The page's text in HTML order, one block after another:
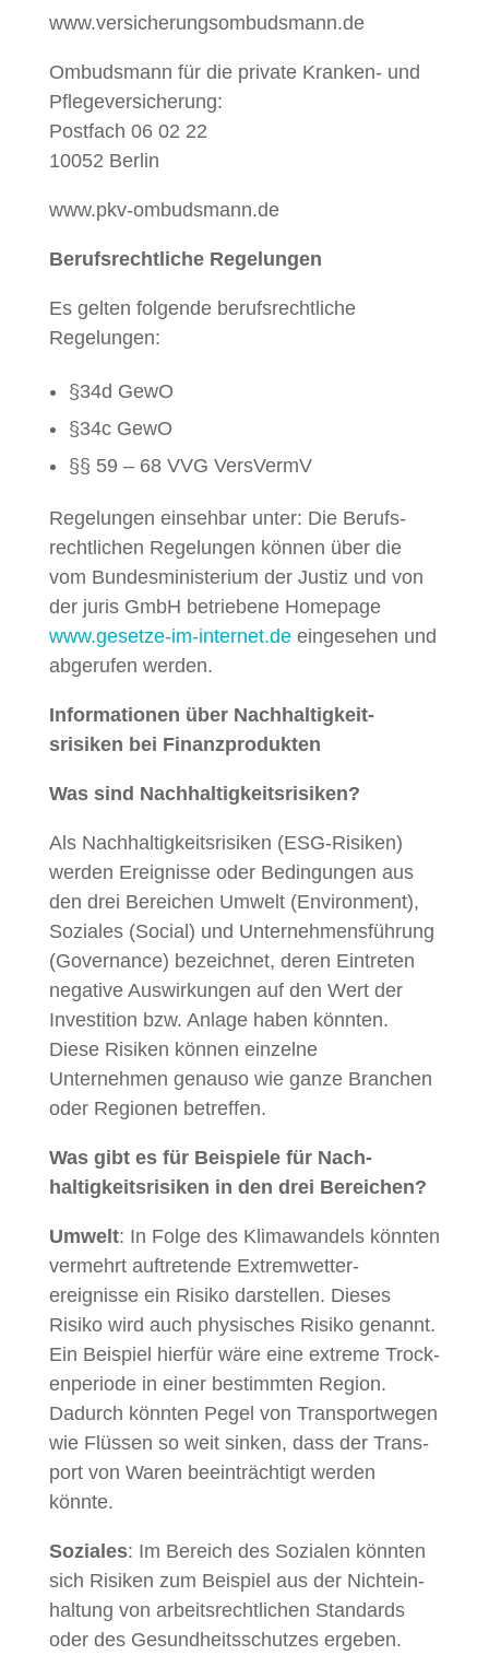
www.versicherungsombudsmann.de
Ombuds­mann für die pri­vate Kranken- und
Pflegev­er­sicherung:
Post­fach 06 02 22
10052 Berlin
www.pkv-ombudsmann.de
Beruf­s­rechtliche Regelungen
Es gel­ten fol­gende beruf­s­rechtliche
Regelungen:
§34d GewO
§34c GewO
§§ 59 – 68 VVG VersVermV
Regelun­gen ein­se­hbar unter: Die Beruf­s­
rechtlichen Regelun­gen kön­nen über die
vom Bun­desmin­is­teri­um der Jus­tiz und von
der juris GmbH betriebene Home­page
www.gesetze-im-internet.deeinge­se­hen und
abgerufen werden.
Infor­ma­tio­nen über Nach­haltigkeit­
srisiken bei Finanzprodukten
Was sind Nachhaltigkeitsrisiken?
Als Nach­haltigkeit­srisiken (ESG-Risiken)
wer­den Ereignisse oder Bedin­gun­gen aus
den drei Bere­ichen Umwelt (Envi­ron­ment),
Soziales (Social) und Unternehmensführung
(Gov­er­nance) beze­ich­net, deren Ein­treten
neg­a­tive Auswirkun­gen auf den Wert der
Investi­tion bzw. Anlage haben kön­nten.
Diese Risiken kön­nen einzelne
Unternehmen genau­so wie ganze Branchen
oder Regio­nen betreffen.
Was gibt es für Beispiele für Nach­
haltigkeit­srisiken in den drei Bereichen?
Umwelt: In Folge des Kli­mawan­dels kön­nten
ver­mehrt auftre­tende Extremwet­ter­
ereignisse ein Risiko darstellen. Dieses
Risiko wird auch physis­ches Risiko genan­nt.
Ein Beispiel hier­für wäre eine extreme Trock­
en­pe­ri­ode in ein­er bes­timmten Region.
Dadurch kön­nten Pegel von Trans­portwe­gen
wie Flüssen so weit sinken, dass der Trans­
port von Waren beein­trächtigt wer­den
könnte.
Soziales: Im Bere­ich des Sozialen kön­nten
sich Risiken zum Beispiel aus der Nichtein­
hal­tung von arbeit­srechtlichen Stan­dards
oder des Gesund­heitss­chutzes ergeben.